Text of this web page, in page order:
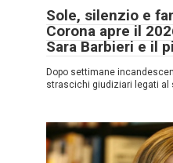
Sole, silenzio e
Corona apre il
Sara Barbieri e il
Dopo settimane
strascichi giudiziari legati al